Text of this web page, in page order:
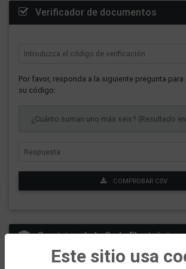
Servicios de la Sede Electrónica
Verificador de documentos
Por favor, responda a la siguiente pregunta
su código:
¿Cuánto suman uno más seis? (Resultado
COMPROBAR CSV
Este sitio usa